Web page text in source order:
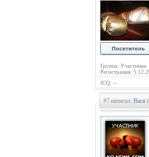
Группа: Участники
Регистрация:
ICQ: --
#7 написал: Вася